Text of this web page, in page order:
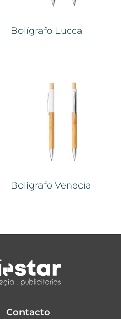
Bolígrafo Lucca
Bolígrafo Venecia
Contacto